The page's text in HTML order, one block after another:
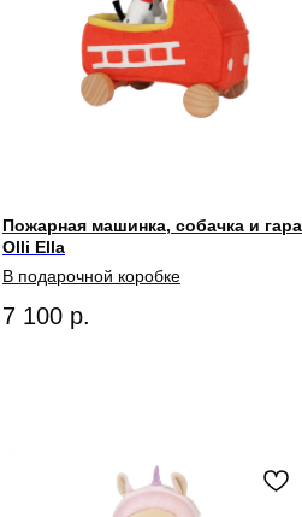
Пожарная машинка, собачка и
Olli Ella
В подарочной коробке
7 100 р.